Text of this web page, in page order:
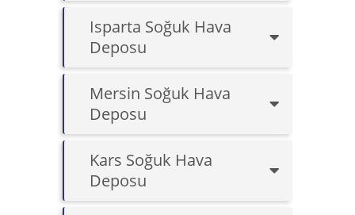
Isparta Soğuk Hava
Deposu
Mersin Soğuk Hava
Deposu
Kars Soğuk Hava
Deposu